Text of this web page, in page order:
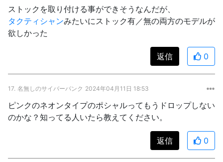
ストックを取り付ける事ができそうなんだが、
タクティシャンみたいにストック有／無の両方のモデルが
欲しかった
返信 0
17. 名無しのサイバーパンク 2024年04月11日 18:53
ピンクのネオンタイプのポシャルってもうドロップしない
のかな？知ってる人いたら教えてください。
返信 0